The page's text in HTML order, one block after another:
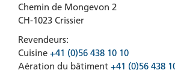
Chemin de Mongevon 2
CH-1023 Crissier
Revendeurs:
Cuisine +41 (0)56 438 10 10
Aération du bâtiment +41 (0)56 438